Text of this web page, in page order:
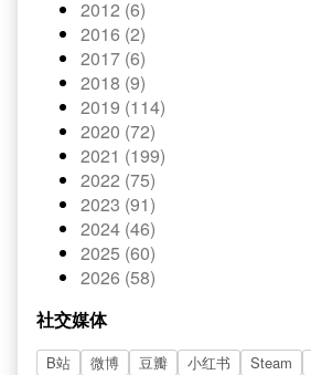
2012 (6)
2016 (2)
2017 (6)
2018 (9)
2019 (114)
2020 (72)
2021 (199)
2022 (75)
2023 (91)
2024 (46)
2025 (60)
2026 (58)
社交媒体
B站 微博 豆瓣 小红书 Steam